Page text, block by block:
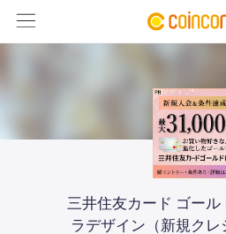
三井住友カード ゴール
ラデザイン（新規クレ